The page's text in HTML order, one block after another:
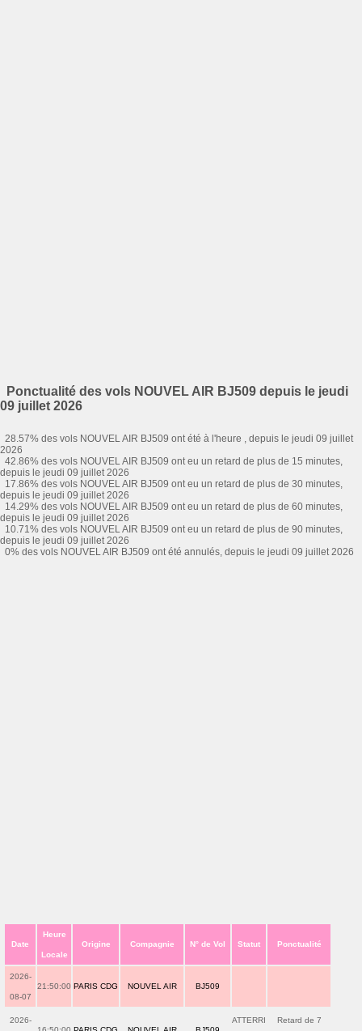
Ponctualité des vols NOUVEL AIR BJ509 depuis le jeudi
09 juillet 2026
28.57% des vols NOUVEL AIR BJ509 ont été à l'heure , depuis le jeudi 09 juillet
2026
42.86% des vols NOUVEL AIR BJ509 ont eu un retard de plus de 15 minutes,
depuis le jeudi 09 juillet 2026
17.86% des vols NOUVEL AIR BJ509 ont eu un retard de plus de 30 minutes,
depuis le jeudi 09 juillet 2026
14.29% des vols NOUVEL AIR BJ509 ont eu un retard de plus de 60 minutes,
depuis le jeudi 09 juillet 2026
10.71% des vols NOUVEL AIR BJ509 ont eu un retard de plus de 90 minutes,
depuis le jeudi 09 juillet 2026
0% des vols NOUVEL AIR BJ509 ont été annulés, depuis le jeudi 09 juillet 2026
Date
Heure
Locale
Origine Compagnie N° de Vol Statut Ponctualité
2026-
08-07
21:50:00 PARIS CDG NOUVEL AIR BJ509
2026-
ATTERRI Retard de 7